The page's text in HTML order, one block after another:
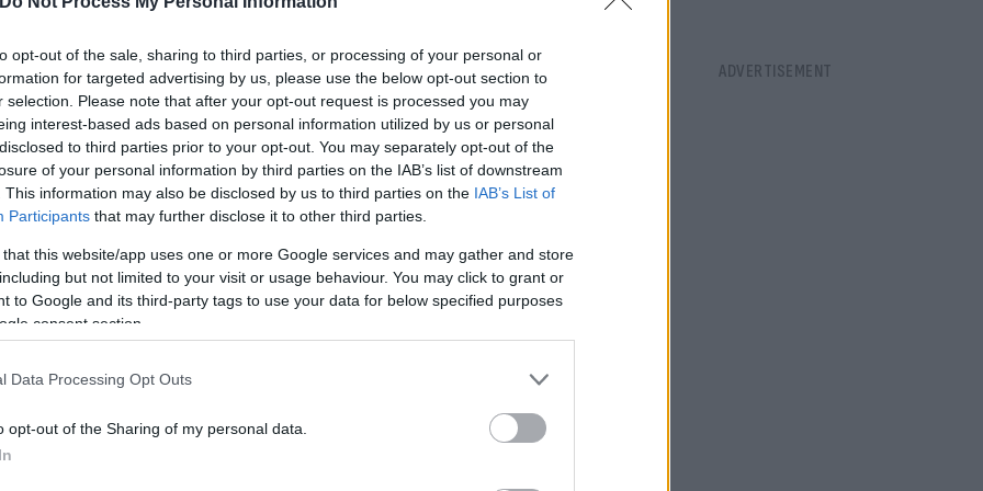
opt-out of the sale, sharing to third parties, or processing of your personal or
for targeted advertising by us, please use the below opt-out section to
selection. Please note that after your opt-out request is processed you may
interest-based ads based on personal information utilized by us or personal
to third parties prior to your opt-out. You may separately opt-out of the
of your personal information by third parties on the IAB’s list of downstream
This information may also be disclosed by us to third parties on the IAB’s List of
Participants that may further disclose it to other third parties.
that this website/app uses one or more Google services and may gather and store
but not limited to your visit or usage behaviour. You may click to grant or
to Google and its third-party tags to use your data for below specified purposes
consent section.
Data Processing Opt Outs
opt-out of the Sharing of my personal data.
των συμμετεχόντων. Συγκεκριμένα, από τις 05:00 το
κυκλοφορία στα εξής σημεία: